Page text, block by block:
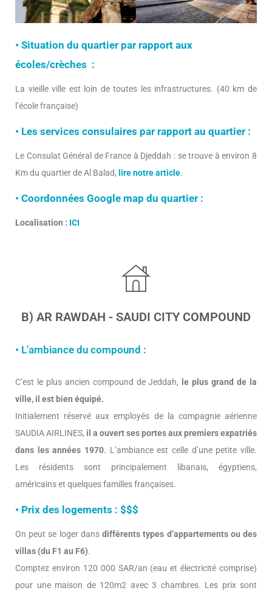
• Situation du quartier par rapport aux
écoles/crèches :
La vieille ville est loin de toutes les infrastructures. (40 km de
l’école française)
• Les services consulaires par rapport au quartier :
Le Consulat Général de France à Djeddah : se trouve à environ 8
Km du quartier de Al Balad, lire notre article.
• Coordonnées Google map du quartier :
Localisation : ICI
B) AR RAWDAH - SAUDI CITY COMPOUND
• L'ambiance du compound :
C’est le plus ancien compound de Jeddah, le plus grand de la
ville, il est bien équipé.
Initialement réservé aux employés de la compagnie aérienne
SAUDIA AIRLINES, il a ouvert ses portes aux premiers expatriés
dans les années 1970. L’ambiance est celle d’une petite ville.
Les résidents sont principalement libanais, égyptiens,
américains et quelques familles françaises.
• Prix des logements : $$$
On peut se loger dansdifférents types d’appartements ou des
villas (du F1 au F6).
Comptez environ 120 000 SAR/an (eau et électricité comprise)
pour une maison de 120m2 avec 3 chambres. Les prix sont